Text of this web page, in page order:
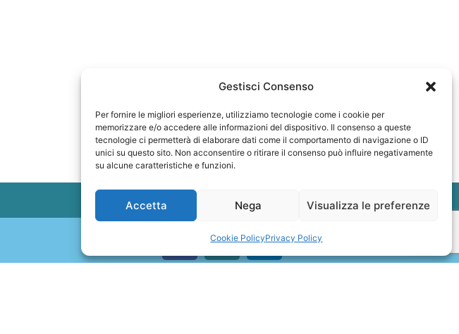
Gestisci Consenso
Per fornire le migliori esperienze, utilizziamo tecnologie come i cookie per
memorizzare e/o accedere alle informazioni del dispositivo. Il consenso a queste
tecnologie ci permetterà di elaborare dati come il comportamento di navigazione o ID
unici su questo sito. Non acconsentire o ritirare il consenso può influire negativamente
su alcune caratteristiche e funzioni.
Accetta Nega Visualizza le preferenze
Cookie PolicyPrivacy Policy